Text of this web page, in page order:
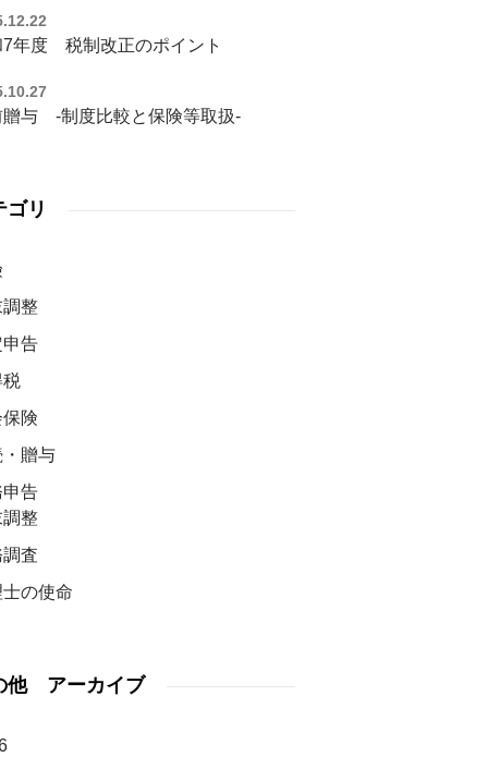
7年度 税制改正のポイント
贈与 -制度比較と保険等取扱-
ゴリ
整
告
税
険
贈与
告
整
査
の使命
他 アーカイブ